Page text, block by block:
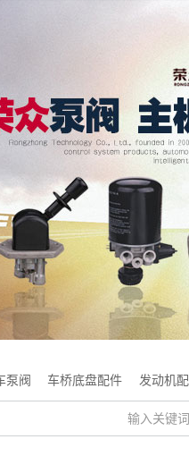
泵阀 车桥底盘配件 发动机